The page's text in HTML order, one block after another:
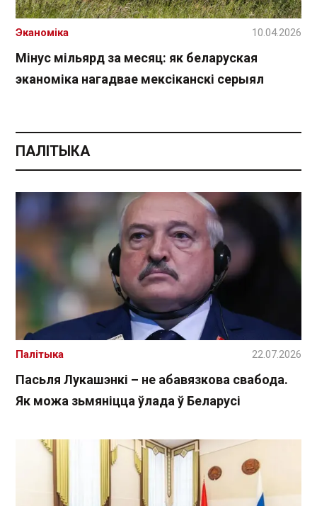
Мінус мільярд за месяц: як беларуская
эканоміка нагадвае мексіканскі серыял
Эканоміка 10.04.2026
ПАЛІТЫКА
Пасьля Лукашэнкі – не абавязкова свабода.
Як можа зьмяніцца ўлада ў Беларусі
Палітыка 22.07.2026